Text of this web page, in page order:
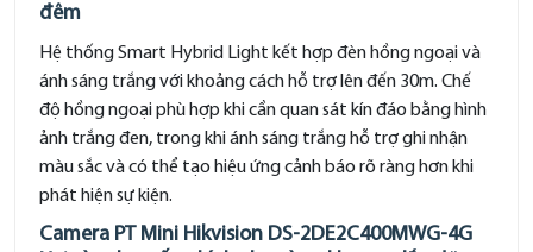
đêm
Hệ thống Smart Hybrid Light kết hợp đèn hồng ngoại và
ánh sáng trắng với khoảng cách hỗ trợ lên đến 30m. Chế
độ hồng ngoại phù hợp khi cần quan sát kín đáo bằng hình
ảnh trắng đen, trong khi ánh sáng trắng hỗ trợ ghi nhận
màu sắc và có thể tạo hiệu ứng cảnh báo rõ ràng hơn khi
phát hiện sự kiện.
Camera PT Mini Hikvision DS-2DE2C400MWG-4G